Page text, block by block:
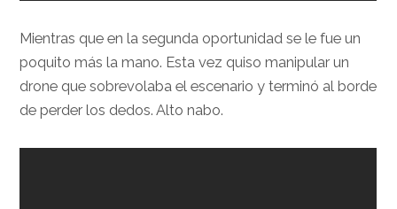
Mientras que en la segunda oportunidad se le fue un
poquito más la mano. Esta vez quiso manipular un
drone que sobrevolaba el escenario y terminó al borde
de perder los dedos. Alto nabo.